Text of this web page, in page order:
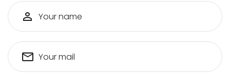
Your name
Your mail